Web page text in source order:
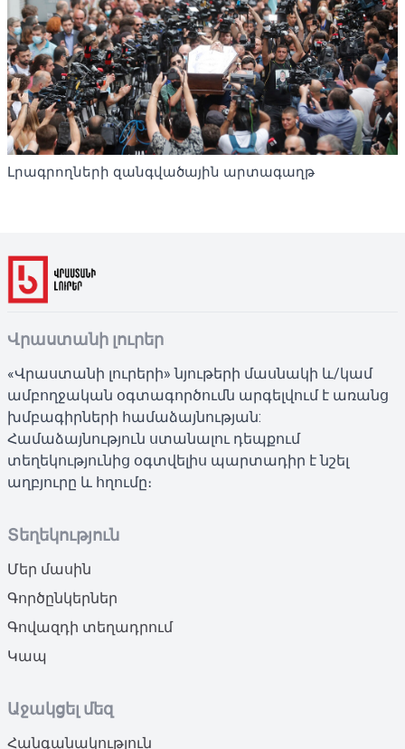
Լրագրողների զանգվածային արտագաղթ
Վրաստանի լուրեր
«Վրաստանի լուրերի» նյութերի մասնակի և/կամ
ամբողջական օգտագործումն արգելվում է առանց
խմբագիրների համաձայնության:
Համաձայնություն ստանալու դեպքում
տեղեկությունից օգտվելիս պարտադիր է նշել
աղբյուրը և հղումը։
Տեղեկություն
Մեր մասին
Գործընկերներ
Գովազդի տեղադրում
Կապ
Աջակցել մեզ
Հանգանակություն